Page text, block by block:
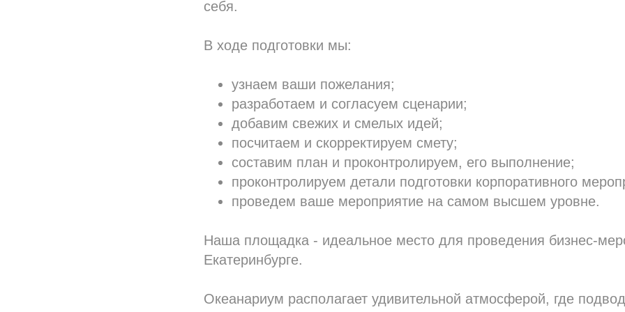
себя.
В ходе подготовки мы:
узнаем ваши пожелания;
разработаем и согласуем сценарии;
добавим свежих и смелых идей;
посчитаем и скорректируем смету;
составим план и проконтролируем, его выполнение;
проконтролируем детали подготовки корпоративного
проведем ваше мероприятие на самом высшем уровне.
Наша площадка - идеальное место для проведения бизнес-
Екатеринбурге.
Океанариум располагает удивительной атмосферой, где